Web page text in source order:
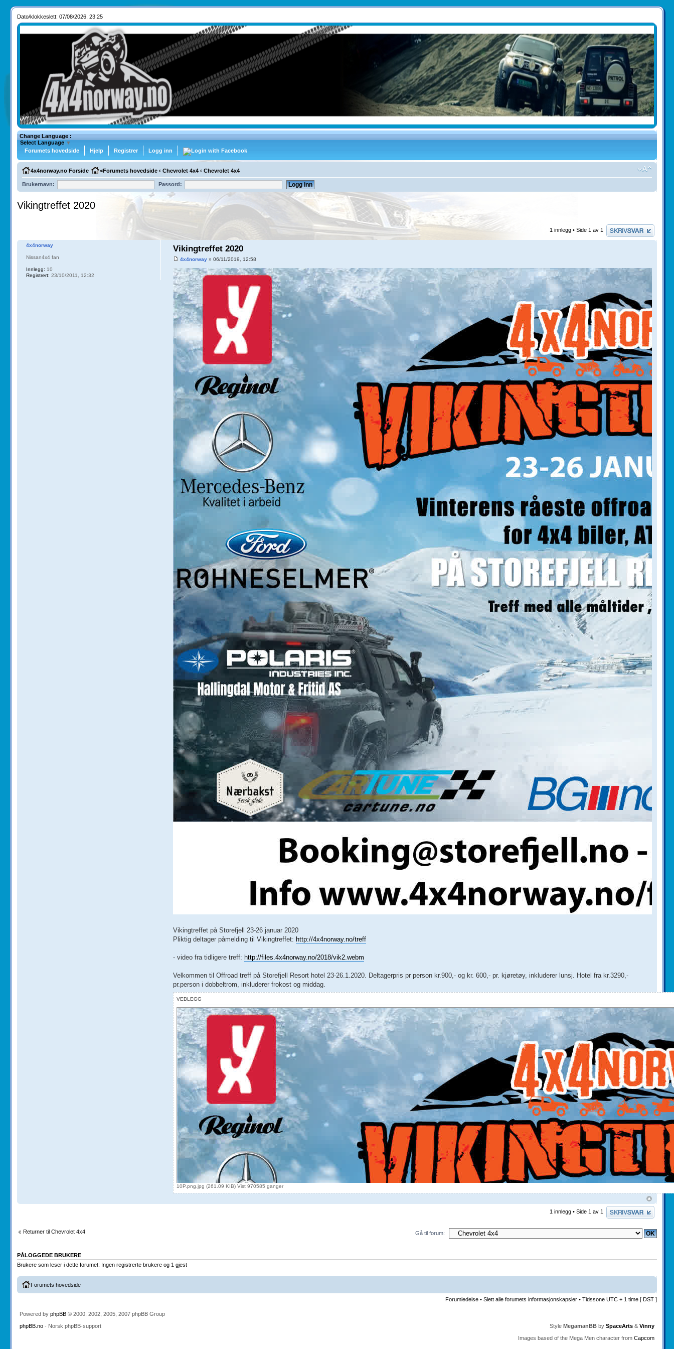
Dato/klokkeslett: 07/08/2026, 23:25
Change Language :
Select Language ▼
Forumets hovedside
Hjelp Registrer Logg inn
4x4norway.no Forside <Forumets hovedside ‹ Chevrolet 4x4 ‹ Chevrolet 4x4
Brukernavn: Passord:
Vikingtreffet 2020
Skriv et svar
1 innlegg • Side 1 av 1
Vikingtreffet 2020
4x4norway » 06/11/2019, 12:58
Vikingtreffet på Storefjell 23-26 januar 2020
Pliktig deltager påmelding til Vikingtreffet: http://4x4norway.no/treff
- video fra tidligere treff: http://files.4x4norway.no/2018/vik2.webm
Velkommen til Offroad treff på Storefjell Resort hotel 23-26.1.2020. Deltagerpris pr person kr.900,- og kr. 600,- pr. kjøretøy, inkluderer lunsj. Hotel fra kr.3290,-
pr.person i dobbeltrom, inkluderer frokost og middag.
VEDLEGG
10P.png.jpg (261.09 KIB) Vist 970585 ganger
4x4norway
Nissan4x4 fan
Innlegg: 10
Registrert: 23/10/2011, 12:32
Skriv et svar
1 innlegg • Side 1 av 1
Returner til Chevrolet 4x4 Gå til forum:
PÅLOGGEDE BRUKERE
Brukere som leser i dette forumet: Ingen registrerte brukere og 1 gjest
Forumets hovedside
Forumledelse •Slett alle forumets informasjonskapsler • Tidssone UTC + 1 time [ DST ]
Powered by phpBB© 2000, 2002, 2005, 2007 phpBB Group
phpBB.no- Norsk phpBB-support Style MegamanBB bySpaceArts &Vinny
Images based of the Mega Men character fromCapcom